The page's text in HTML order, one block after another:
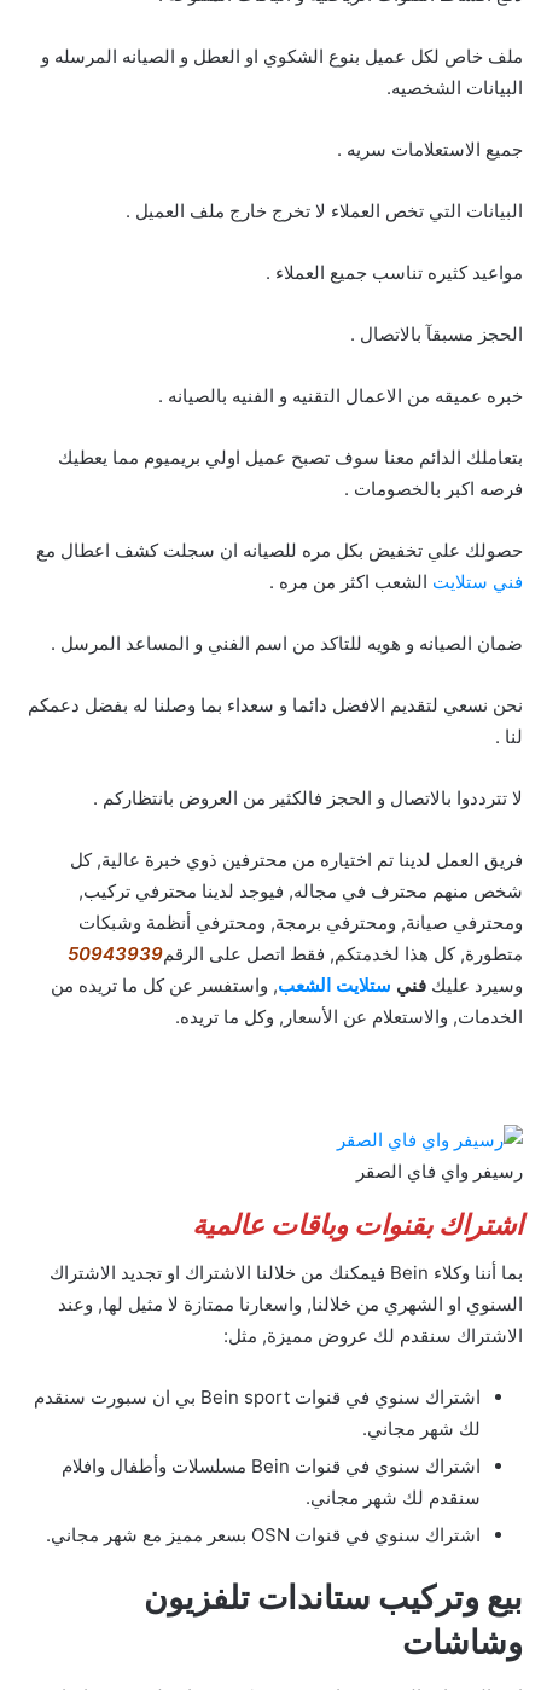
ملف خاص لكل عميل بنوع الشكوي او العطل و الصيانه المرسله و
البيانات الشخصيه.
جميع الاستعلامات سريه .
البيانات التي تخص العملاء لا تخرج خارج ملف العميل .
مواعيد كثيره تناسب جميع العملاء .
الحجز مسبقآ بالاتصال .
خبره عميقه من الاعمال التقنيه و الفنيه بالصيانه .
بتعاملك الدائم معنا سوف تصبح عميل اولي بريميوم مما يعطيك
فرصه اكبر بالخصومات .
حصولك علي تخفيض بكل مره للصيانه ان سجلت كشف اعطال مع
فني ستلايت الشعب اكثر من مره .
ضمان الصيانه و هويه للتاكد من اسم الفني و المساعد المرسل .
نحن نسعي لتقديم الافضل دائما و سعداء بما وصلنا له بفضل دعمكم
لنا .
لا تترددوا بالاتصال و الحجز فالكثير من العروض بانتظاركم .
فريق العمل لدينا تم اختياره من محترفين ذوي خبرة عالية, كل
شخص منهم محترف في مجاله, فيوجد لدينا محترفي تركيب,
ومحترفي صيانة, ومحترفي برمجة, ومحترفي أنظمة وشبكات
متطورة, كل هذا لخدمتكم, فقط اتصل على الرقم50943939
وسيرد عليك فني ستلايت الشعب, واستفسر عن كل ما تريده من
الخدمات, والاستعلام عن الأسعار, وكل ما تريده.
رسيفر واي فاي الصقر
اشتراك بقنوات وباقات عالمية
بما أننا وكلاء Bein فيمكنك من خلالنا الاشتراك او تجديد الاشتراك
السنوي او الشهري من خلالنا, واسعارنا ممتازة لا مثيل لها, وعند
الاشتراك سنقدم لك عروض مميزة, مثل:
اشتراك سنوي في قنوات Bein sport بي ان سبورت سنقدم
لك شهر مجاني.
اشتراك سنوي في قنوات Bein مسلسلات وأطفال وافلام
سنقدم لك شهر مجاني.
اشتراك سنوي في قنوات OSN بسعر مميز مع شهر مجاني.
بيع وتركيب ستاندات تلفزيون
وشاشات